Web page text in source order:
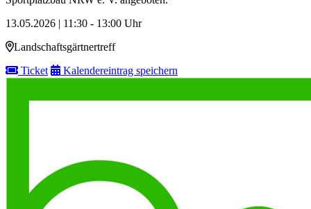
13.05.2026 | 11:30 - 13:00 Uhr
Landschaftsgärtnertreff
Ticket
Kalendereintrag speichern